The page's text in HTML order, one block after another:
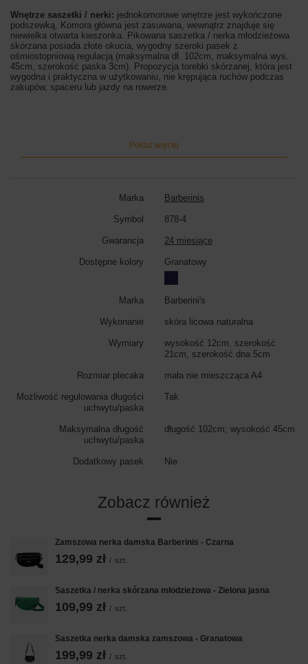
Wnętrze saszetki / nerki: jednokomorowe wnętrze jest wykończone
podszewką. Komora główna jest zasuwana, wewnątrz znajduje się
niewielka otwarta kieszonka. Pikowana saszetka / nerka młodzieżowa
skórzana posiada złote okucia, wygodny szeroki pasek z
ośmiostopniową regulacją (maksymalna dł. 102cm, maksymalna wys.
45cm, szerokość paska 3cm). Propozycja torebki skórzanej, która jest
wygodna i praktyczna w użytkowaniu, nie krępująca ruchów podczas
zakupów, spaceru lub jazdy na rowerze.
Pokaż więcej
Marka Barberinis
Symbol 878-4
Gwarancja 24 miesiące
Dostępne kolory Granatowy
Marka Barberini's
Wykonanie skóra licowa naturalna
Wymiary
wysokość 12cm, szerokość
21cm, szerokość dna 5cm
Rozmiar plecaka mała nie mieszcząca A4
Możliwość regulowania długości
uchwytu/paska
Tak
Maksymalna długość
uchwytu/paska
długość 102cm; wysokość 45cm
Dodatkowy pasek Nie
Zobacz również
Zamszowa nerka damska Barberinis - Czarna
129,99 zł / szt.
Saszetka / nerka skórzana młodzieżowa - Zielona jasna
109,99 zł / szt.
Saszetka nerka damska zamszowa - Granatowa
199,99 zł / szt.